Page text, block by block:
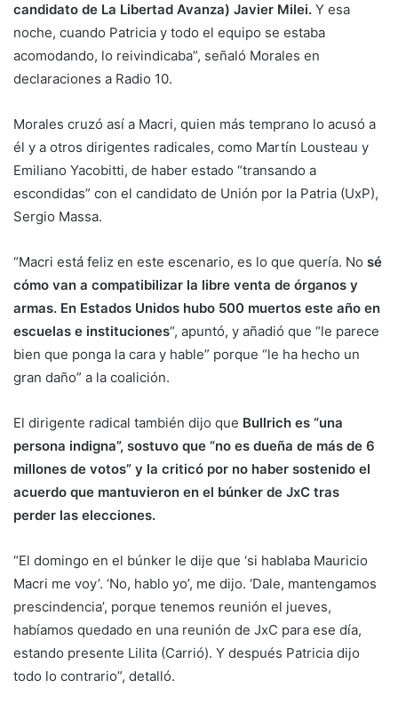
candidato de La Libertad Avanza) Javier Milei. Y esa
noche, cuando Patricia y todo el equipo se estaba
acomodando, lo reivindicaba”, señaló Morales en
declaraciones a Radio 10.
Morales cruzó así a Macri, quien más temprano lo acusó a
él y a otros dirigentes radicales, como Martín Lousteau y
Emiliano Yacobitti, de haber estado “transando a
escondidas” con el candidato de Unión por la Patria (UxP),
Sergio Massa.
“Macri está feliz en este escenario, es lo que quería. No sé
cómo van a compatibilizar la libre venta de órganos y
armas. En Estados Unidos hubo 500 muertos este año en
escuelas e instituciones“, apuntó, y añadió que “le parece
bien que ponga la cara y hable” porque “le ha hecho un
gran daño” a la coalición.
El dirigente radical también dijo que Bullrich es “una
persona indigna”, sostuvo que “no es dueña de más de 6
millones de votos” y la criticó por no haber sostenido el
acuerdo que mantuvieron en el búnker de JxC tras
perder las elecciones.
“El domingo en el búnker le dije que ‘si hablaba Mauricio
Macri me voy’. ‘No, hablo yo’, me dijo. ‘Dale, mantengamos
prescindencia’, porque tenemos reunión el jueves,
habíamos quedado en una reunión de JxC para ese día,
estando presente Lilita (Carrió). Y después Patricia dijo
todo lo contrario”, detalló.